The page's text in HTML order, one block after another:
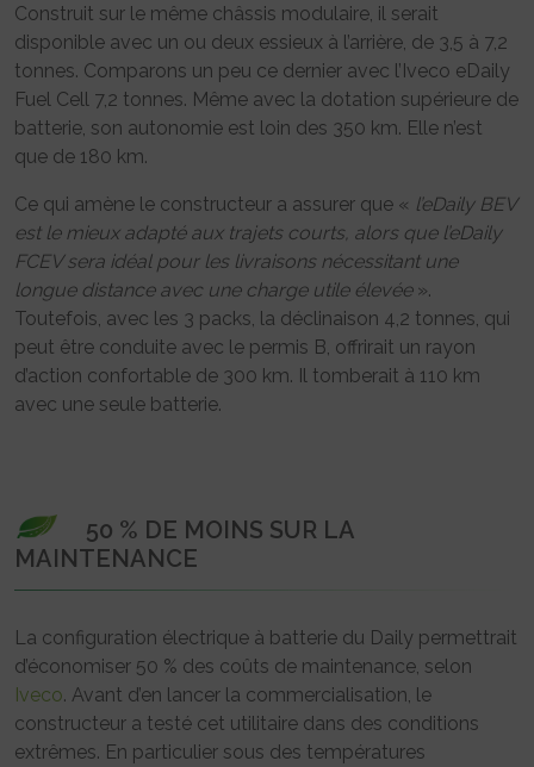
Construit sur le même châssis modulaire, il serait
disponible avec un ou deux essieux à l’arrière, de 3,5 à 7,2
tonnes. Comparons un peu ce dernier avec l’Iveco eDaily
Fuel Cell 7,2 tonnes. Même avec la dotation supérieure de
batterie, son autonomie est loin des 350 km. Elle n’est
que de 180 km.
Ce qui amène le constructeur a assurer que « l’eDaily BEV
est le mieux adapté aux trajets courts, alors que l’eDaily
FCEV sera idéal pour les livraisons nécessitant une
longue distance avec une charge utile élevée».
Toutefois, avec les 3 packs, la déclinaison 4,2 tonnes, qui
peut être conduite avec le permis B, offrirait un rayon
d’action confortable de 300 km. Il tomberait à 110 km
avec une seule batterie.
50 % DE MOINS SUR LA
MAINTENANCE
La configuration électrique à batterie du Daily permettrait
d’économiser 50 % des coûts de maintenance, selon
Iveco. Avant d’en lancer la commercialisation, le
constructeur a testé cet utilitaire dans des conditions
extrêmes. En particulier sous des températures